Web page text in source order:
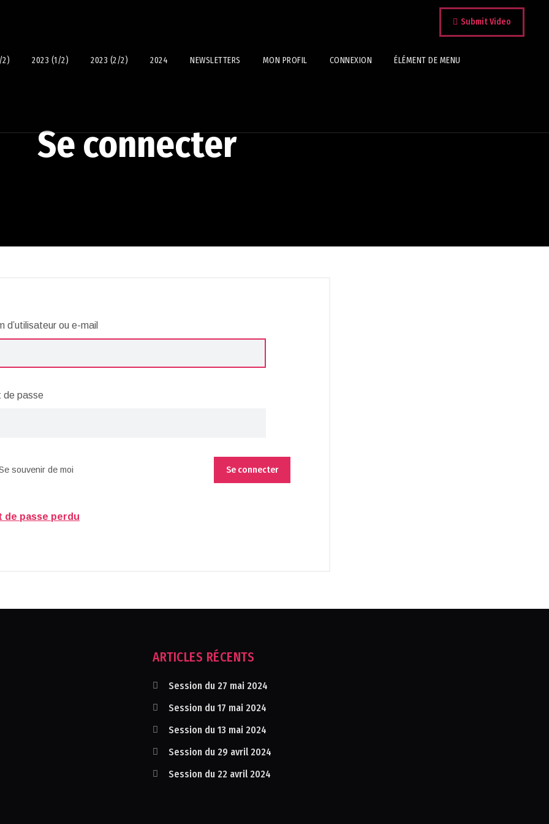
Submit Video
2) 2023 (1/2) 2023 (2/2) 2024 NEWSLETTERS MON PROFIL CONNEXION ÉLÉMENT DE MENU
Se connecter
d’utilisateur ou e-mail
de passe
souvenir de moi
de passe perdu
ARTICLES RÉCENTS
Session du 27 mai 2024
Session du 17 mai 2024
Session du 13 mai 2024
Session du 29 avril 2024
Session du 22 avril 2024